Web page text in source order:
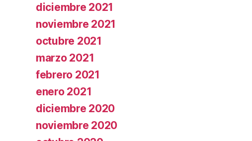
diciembre 2021
noviembre 2021
octubre 2021
marzo 2021
febrero 2021
enero 2021
diciembre 2020
noviembre 2020